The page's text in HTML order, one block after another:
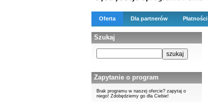
Oferta Dla partnerów Płatności
Szukaj
Zapytanie o program
Brak programu w naszej ofercie? zapytaj o
niego! Zdobędziemy go dla Ciebie!